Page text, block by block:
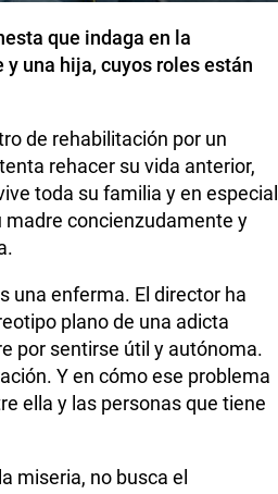
que indaga en la
una hija, cuyos roles están
de rehabilitación por un
rehacer su vida anterior,
toda su familia y en especial
madre concienzudamente y
una enferma. El director ha
plano de una adicta
por sentirse útil y autónoma.
Y en cómo ese problema
ella y las personas que tiene
miseria, no busca el